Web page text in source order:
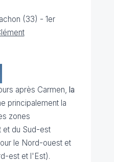
(33) - 1er
après Carmen, la
principalement la
zones
et du Sud-est
le Nord-ouest et
est et l'Est).